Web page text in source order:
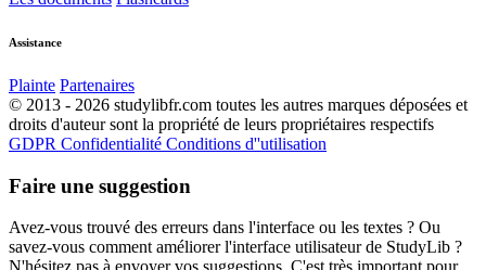
Assistance
Plainte Partenaires
© 2013 - 2026 studylibfr.com toutes les autres marques déposées et
droits d'auteur sont la propriété de leurs propriétaires respectifs
GDPR Confidentialité Conditions d''utilisation
Faire une suggestion
Avez-vous trouvé des erreurs dans l'interface ou les textes ? Ou
savez-vous comment améliorer l'interface utilisateur de StudyLib ?